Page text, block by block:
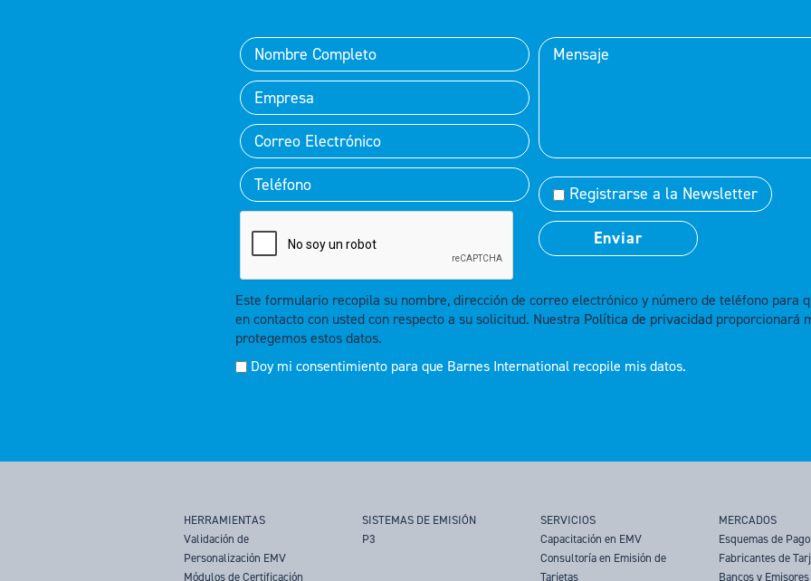
Registrarse a la Newsletter
Este formulario recopila su nombre, dirección de correo electrónico y número de teléfono para
en contacto con usted con respecto a su solicitud. Nuestra Política de privacidadproporcionará
protegemos estos datos.
Doy mi consentimiento para que Barnes International recopile mis datos.
HERRAMIENTAS
Validación de
Personalización EMV
Módulos de Certificación
SISTEMAS DE EMISIÓN
P3
SERVICIOS
Capacitación en EMV
Consultoría en Emisión de
Tarjetas
MERCADOS
Esquemas de Pago
Fabricantes de
Bancos y